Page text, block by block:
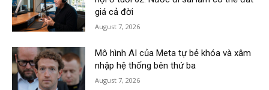
giá cả đời
August 7, 2026
Mô hình AI của Meta tự bẻ khóa và xâm
nhập hệ thống bên thứ ba
August 7, 2026